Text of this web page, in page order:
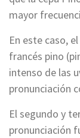
mayor
En este caso,
francés pino
intenso de las
pronunciación
El segundo y
pronunciación